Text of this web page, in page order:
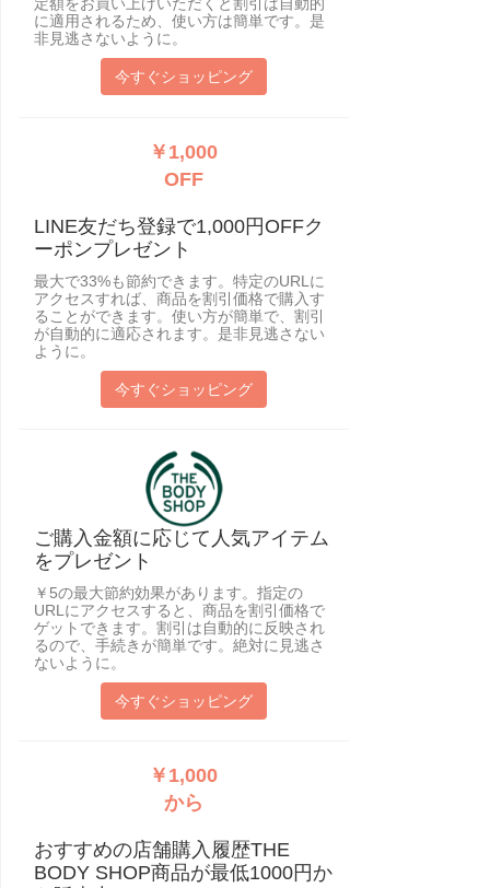
定額をお買い上げいただくと割引は自動的
に適用されるため、使い方は簡単です。是
非見逃さないように。
今すぐショッピング
￥1,000
OFF
LINE友だち登録で1,000円OFFク
ーポンプレゼント
最大で33%も節約できます。特定のURLに
アクセスすれば、商品を割引価格で購入す
ることができます。使い方が簡単で、割引
が自動的に適応されます。是非見逃さない
ように。
今すぐショッピング
ご購入金額に応じて人気アイテム
をプレゼント
￥5の最大節約効果があります。指定の
URLにアクセスすると、商品を割引価格で
ゲットできます。割引は自動的に反映され
るので、手続きが簡単です。絶対に見逃さ
ないように。
今すぐショッピング
￥1,000
から
おすすめの店舗購入履歴THE
BODY SHOP商品が最低1000円か